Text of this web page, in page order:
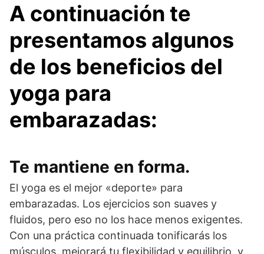
A continuación te
presentamos algunos
de los beneficios del
yoga para
embarazadas:
Te mantiene en forma.
El yoga es el mejor «deporte» para
embarazadas. Los ejercicios son suaves y
fluidos, pero eso no los hace menos exigentes.
Con una práctica continuada tonificarás los
músculos, mejorará tu flexibilidad y equilibrio, y